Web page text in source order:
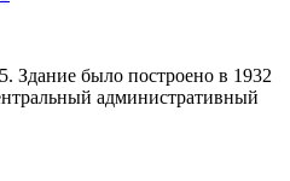
Здание было построено в 1932
административный